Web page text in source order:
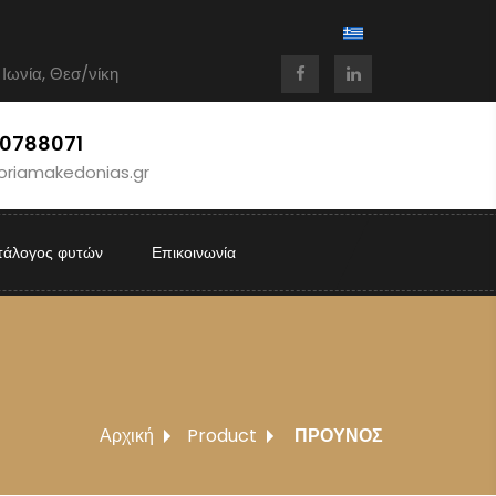
Θεσ/νίκη
φυτών Επικοινωνία
Αρχική Product ΠΡΟΥΝΟΣ